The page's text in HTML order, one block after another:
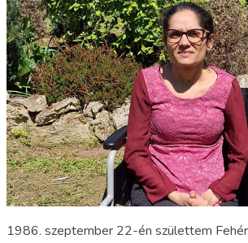
1986. szeptember 22-én születtem